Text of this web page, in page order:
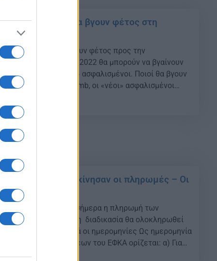
ασφαλισμένοι θα βγουν φέτος στη
62
ασφαλισμένοι οδεύουν φέτος προς την
μετά την 01/01/2022 θα μπορούν να βγαίνουν
μόνο οι «παλαιοί» ασφαλισμένοι. Ποιοί θα βγουν
το Newsbomb, οι «νέοι» ασφαλισμένοι
χρόνο ασφάλισης τα 15 έτη ή στην ηλικία των 62 με
2021: Ξεκίνησαν οι πληρωμές – Οι
ΟΛΑ τα ταμεία
2021: Ξεκινάει σήμερα η πληρωμή των
2021, ενώ η διαδικασία θα ολοκληρωθεί
2021. Αναλυτικά οι ημερομηνίες Ως ημερομηνία
κύριων συντάξεων του ΕΦΚΑ ορίζεται: α) Για
εργάσιμη ημέρα του προηγούμενου